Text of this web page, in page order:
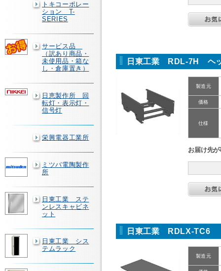
トキコーポレー
ション T-
SERIES
サービス品
（訳あり商品・
未使用品・箱な
し・倉庫置き）
日恵製作所 回
転灯・表示灯・
信号灯
栄興電器工業所
ミツバ電陶製作
所
日東工業 ステ
ンレスキャビネ
ット
日東工業 シス
テムラック
日東工業 RDL-7H ヘ
製造元
価格
仕様
お届け先
日東工業 RDLX-TC6
製造元